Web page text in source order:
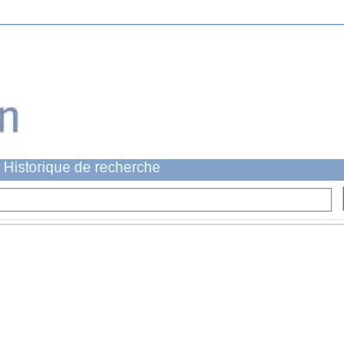
Historique de recherche